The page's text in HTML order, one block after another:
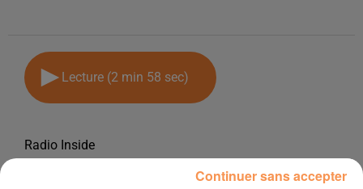
Lecture (2 min 58 sec)
Radio Inside
Continuer sans accepter